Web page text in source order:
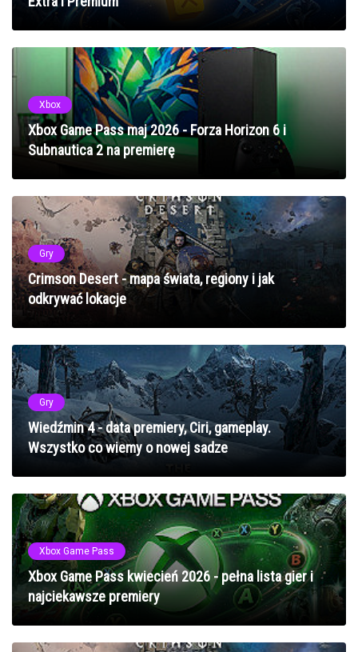
Xbox
Xbox Game Pass maj 2026 - Forza Horizon 6 i
Subnautica 2 na premierę
Gry
Crimson Desert - mapa świata, regiony i jak
odkrywać lokacje
Gry
Wiedźmin 4 - data premiery, Ciri, gameplay.
Wszystko co wiemy o nowej sadze
Xbox Game Pass
Xbox Game Pass kwiecień 2026 - pełna lista gier i
najciekawsze premiery